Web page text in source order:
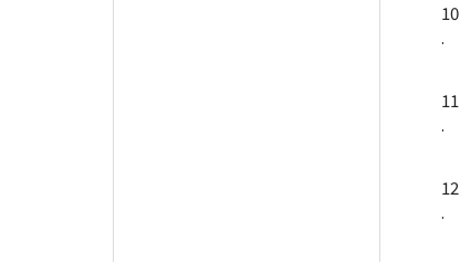
10
.
11
.
12
.